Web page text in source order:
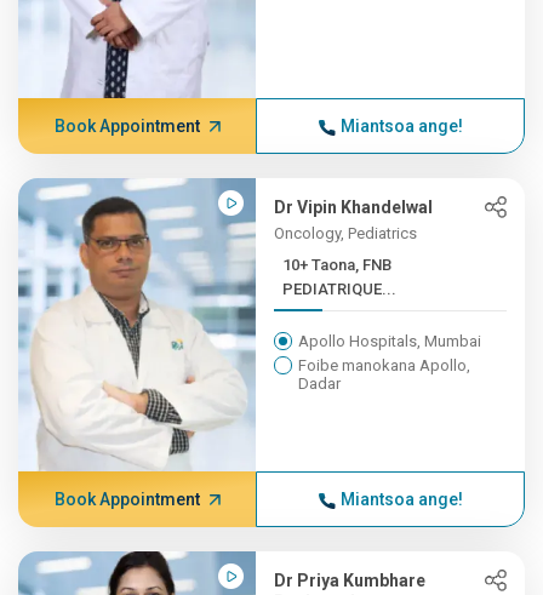
Book Appointment Miantsoa ange!
Dr Vipin Khandelwal
Oncology, Pediatrics
10+ Taona, FNB
PEDIATRIQUE...
Apollo Hospitals, Mumbai
Foibe manokana Apollo,
Dadar
Book Appointment Miantsoa ange!
Dr Priya Kumbhare